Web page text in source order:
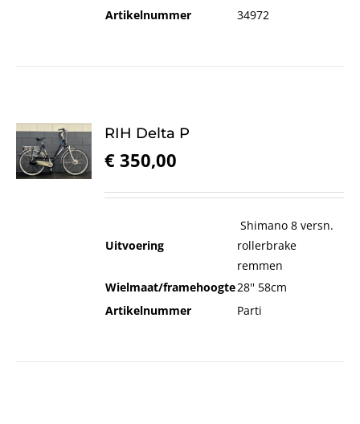
Artikelnummer
34972
RIH Delta P
€ 350,00
Uitvoering
Shimano 8 versn.
rollerbrake
remmen
Wielmaat/framehoogte28'' 58cm
Artikelnummer
Parti